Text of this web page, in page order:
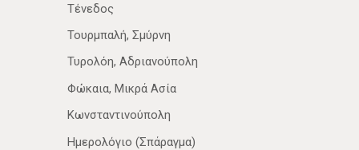
Τένεδος
Τουρμπαλή, Σμύρνη
Τυρολόη, Αδριανούπολη
Φώκαια, Μικρά Ασία
Κωνσταντινούπολη
Ημερολόγιο (Σπάραγμα)